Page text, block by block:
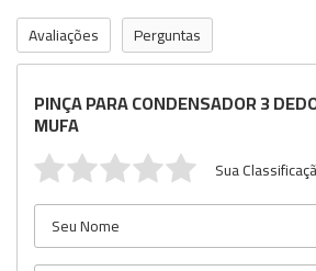
Avaliações Perguntas
PINÇA PARA CONDENSADOR 3
MUFA
Sua